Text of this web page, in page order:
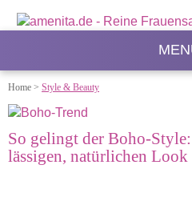
Home > Style & Beauty
So gelingt der Boho-
lässigen, natürlichen Look